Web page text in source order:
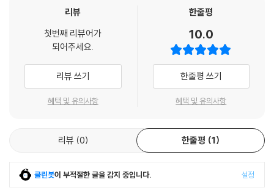
리뷰
첫번째 리뷰어가
되어주세요.
리뷰 쓰기
혜택 및 유의사항
한줄평
10.0
한줄평 쓰기
혜택 및 유의사항
리뷰 0 한줄평 1
클린봇이 부적절한 글을 감지 중입니다. 설정